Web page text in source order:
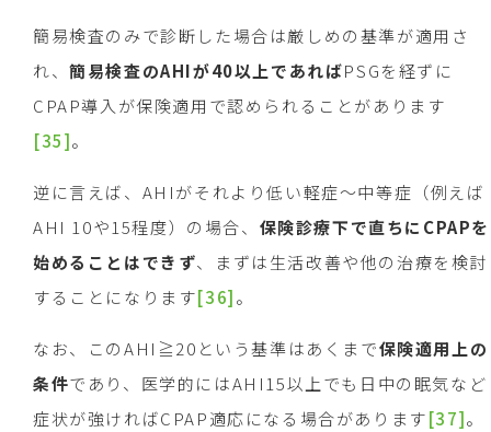
簡易検査のみで診断した場合は厳しめの基準が適用さ
れ、簡易検査のAHIが40以上であればPSGを経ずに
CPAP導入が保険適用で認められることがあります
[35]。
逆に言えば、AHIがそれより低い軽症～中等症（例えば
AHI 10や15程度）の場合、 保険診療下で直ちに CPAPを
始めることはできず、まずは生活改善や他の治療を検討
することになります[36]。
なお、このAHI≧20という基準はあくまで保険適用上の
条件であり、医学的にはAHI15以上でも日中の眠気など
症状が強ければCPAP適応になる場合があります[37]。